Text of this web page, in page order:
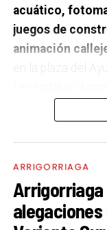
acuático,
juegos de
animación
en la plaza del
El programa se
19:00 horascon
Tratamiento de
infraestructuras
ARRIGORRIAGA